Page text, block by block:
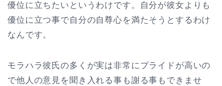
優位に立ちたいというわけです。自分が彼女よりも
優位に立つ事で自分の自尊心を満たそうとするわけ
なんです。
モラハラ彼氏の多くが実は非常にプライドが高いの
で他人の意見を聞き入れる事も謝る事もできませ